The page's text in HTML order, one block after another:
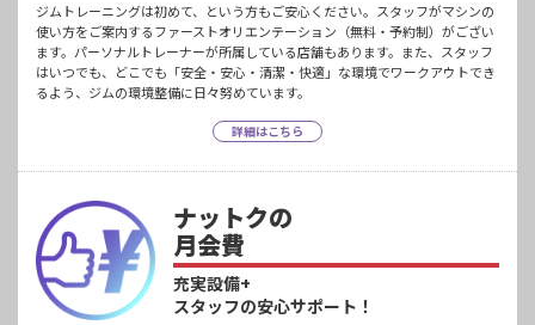
ジムトレーニングは初めて、という方もご安心ください。スタッフがマシンの
使い方をご案内するファーストオリエンテーション（無料・予約制）がござい
ます。パーソナルトレーナーが所属している店舗もあります。また、スタッフ
はいつでも、どこでも「安全・安心・清潔・快適」な環境でワークアウトでき
るよう、ジムの環境整備に日々努めています。
詳細はこちら
ナットクの
月会費
充実設備+
スタッフの安心サポート！